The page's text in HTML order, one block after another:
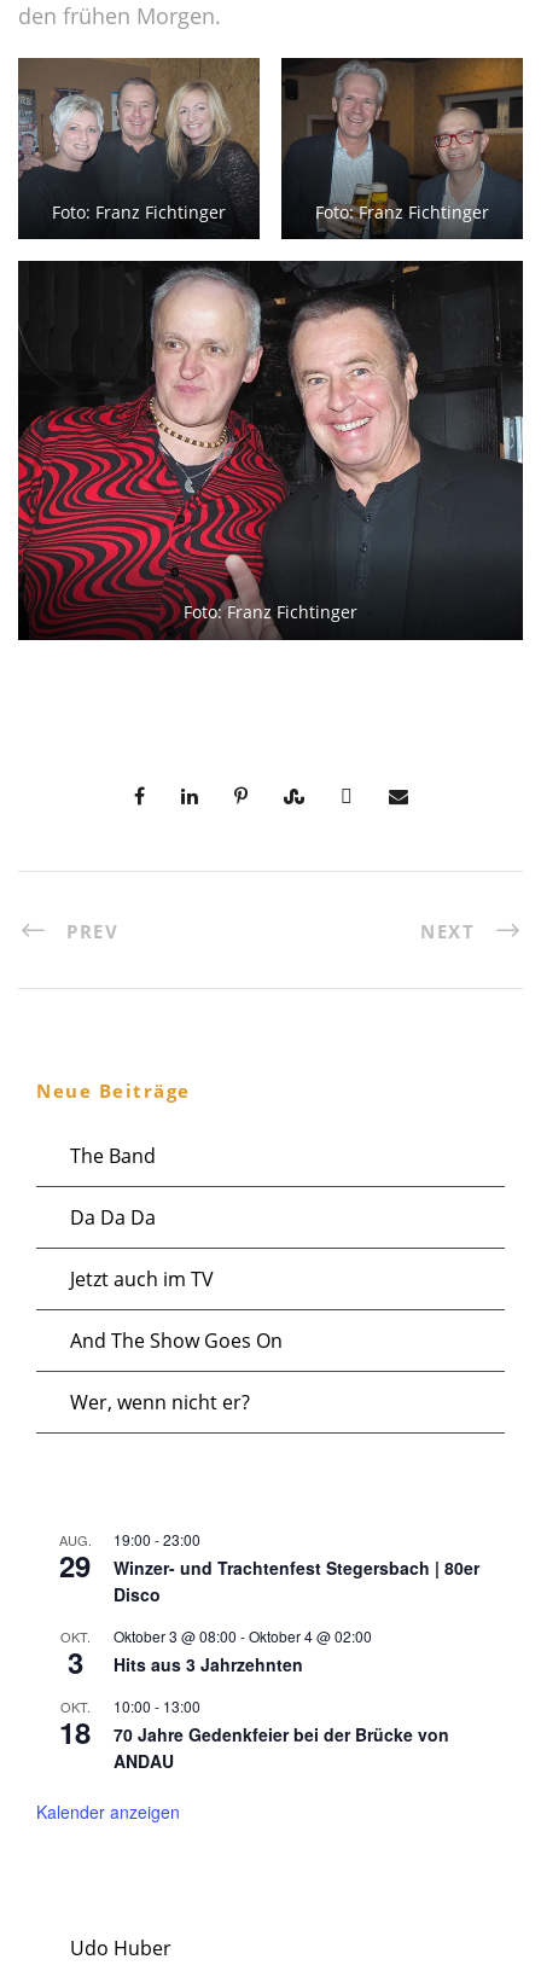
den frühen Morgen.
Foto: Franz Fichtinger Foto: Franz Fichtinger
Foto: Franz Fichtinger
PREV NEXT
Neue Beiträge
The Band
Da Da Da
Jetzt auch im TV
And The Show Goes On
Wer, wenn nicht er?
AUG.
29
19:00 -23:00
Winzer- und Trachtenfest Stegersbach | 80er
Disco
OKT.
3
Oktober 3 @ 08:00 -Oktober 4 @ 02:00
Hits aus 3 Jahrzehnten
OKT.
18
10:00 - 13:00
70 Jahre Gedenkfeier bei der Brücke von
ANDAU
Kalender anzeigen
Udo Huber